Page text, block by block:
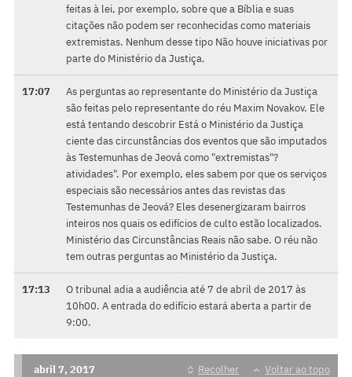
feitas à lei, por exemplo, sobre que a Bíblia e suas
citações não podem ser reconhecidas como materiais
extremistas. Nenhum desse tipo Não houve iniciativas por
parte do Ministério da Justiça.
17:07
As perguntas ao representante do Ministério da Justiça
são feitas pelo representante do réu Maxim Novakov. Ele
está tentando descobrir Está o Ministério da Justiça
ciente das circunstâncias dos eventos que são imputados
às Testemunhas de Jeová como "extremistas"?
atividades". Por exemplo, eles sabem por que os serviços
especiais são necessários antes das revistas das
Testemunhas de Jeová? Eles desenergizaram bairros
inteiros nos quais os edifícios de culto estão localizados.
Ministério das Circunstâncias Reais não sabe. O réu não
tem outras perguntas ao Ministério da Justiça.
17:13
O tribunal adia a audiência até 7 de abril de 2017 às
10h00. A entrada do edifício estará aberta a partir de
9:00.
abril 7, 2017 Voltar ao topo
Recolher